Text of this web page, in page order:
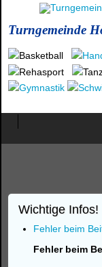
Turngemeinde
Wichtige Infos!
Fehler beim
Fehler beim